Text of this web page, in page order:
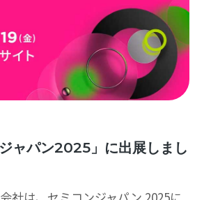
ジャパン2025」に出展しまし